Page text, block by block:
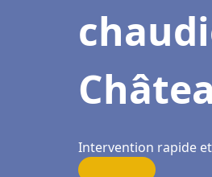
Intervention rapide